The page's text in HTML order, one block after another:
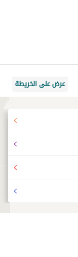
عرض على الخريطة